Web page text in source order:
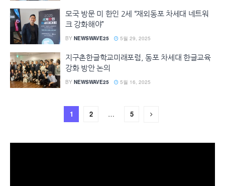
모국 방문 미 한인 2세 “재외동포 차세대 네트워
크 강화해야”
BY NEWSWAVE25 5월 29, 2025
지구촌한글학교미래포럼, 동포 차세대 한글교육
강화 방안 논의
BY NEWSWAVE25 5월 16, 2025
1 2 … 5